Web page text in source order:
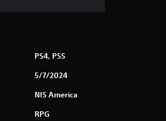
PS4, PS5
5/7/2024
NIS America
RPG